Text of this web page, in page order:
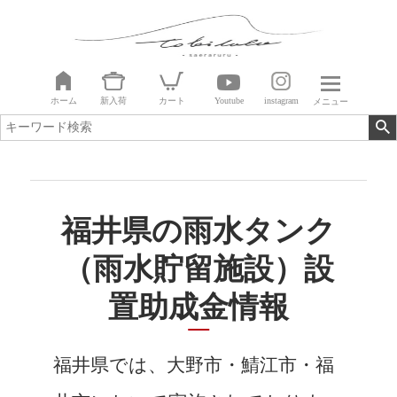
ホーム 新入荷 カート Youtube instagram メニュー
福井県の雨水タンク
（雨水貯留施設）設
置助成金情報
福井県では、大野市・鯖江市・福